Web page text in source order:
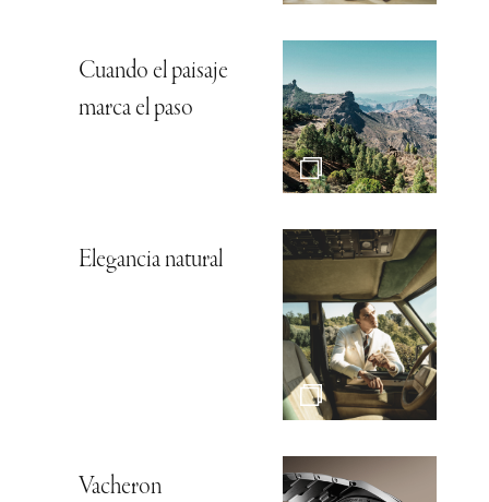
Cuando el paisaje
marca el paso
Elegancia natural
Vacheron